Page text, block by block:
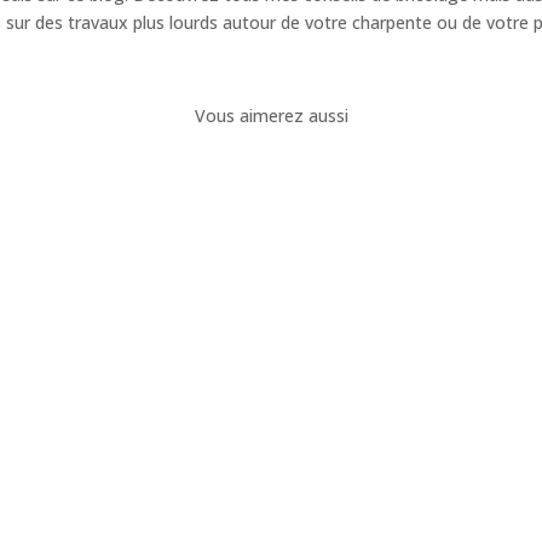
des travaux plus lourds autour de votre charpente ou de votre
Vous aimerez aussi